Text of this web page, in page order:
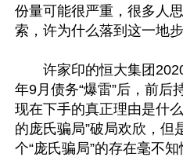
份量可能很严重，很多人思
索，许为什么落到这一地步
许家印的恒大集团
年9月债务“爆雷”后，前后
现在下手的真正理由是什
的庞氏骗局”破局欢欣，但
个“庞氏骗局”的存在毫不